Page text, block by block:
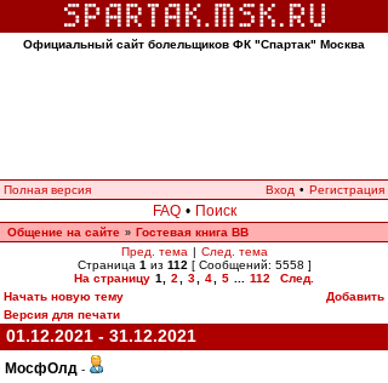
Официальный сайт болельщиков ФК "Спартак" Москва
Полная версия Вход • Регистрация
FAQ • Поиск
Общение на сайте » Гостевая книга ВВ
Пред. тема | След. тема
Страница 1 из 112 [ Сообщений: 5558 ]
На страницу 1 2 3 4 5 112
След.
Начать новую тему
Добавить
Версия для печати
01.12.2021 - 31.12.2021
МосфОлд -